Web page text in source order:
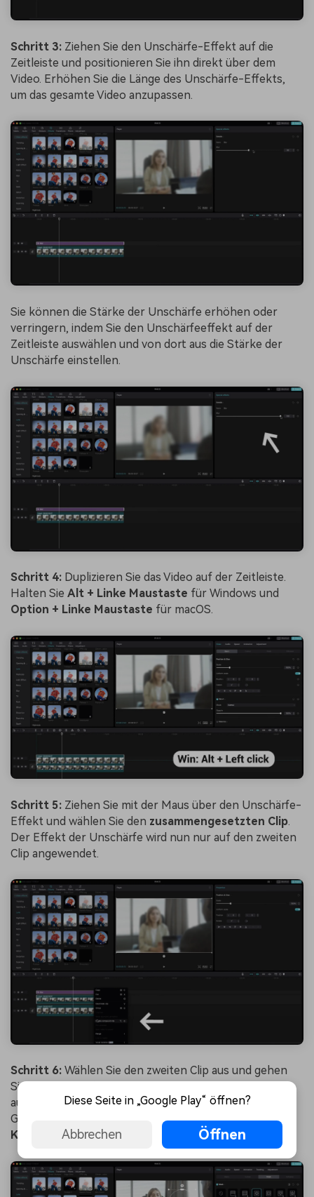
Schritt 3: Ziehen Sie den Unschärfe-Effekt auf die
Zeitleiste und positionieren Sie ihn direkt über dem
Video. Erhöhen Sie die Länge des Unschärfe-Effekts,
um das gesamte Video anzupassen.
Sie können die Stärke der Unschärfe erhöhen oder
verringern, indem Sie den Unschärfeeffekt auf der
Zeitleiste auswählen und von dort aus die Stärke der
Unschärfe einstellen.
Schritt 4: Duplizieren Sie das Video auf der Zeitleiste.
Halten Sie Alt + Linke Maustaste für Windows und
Option + Linke Maustaste für macOS.
Schritt 5: Ziehen Sie mit der Maus über den Unschärfe-
Effekt und wählen Sie den zusammengesetzten Clip.
Der Effekt der Unschärfe wird nun nur auf den zweiten
Clip angewendet.
Schritt 6: Wählen Sie den zweiten Clip aus und gehen
Sie im Editor auf die Registerkarte
aus verschiedenen Maskenarten wählen. Um
Gesichtsunschärfe zu erzeugen, wählen Sie die
Kreismaske.
Diese Seite in „Google Play“ öffnen?
Abbrechen Öffnen